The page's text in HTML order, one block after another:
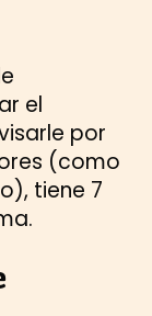
el
por
(como
tiene 7